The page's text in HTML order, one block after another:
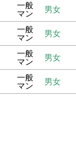
一般
マン
男女
一般
マン
男女
一般
マン
男女
一般
マン
男女